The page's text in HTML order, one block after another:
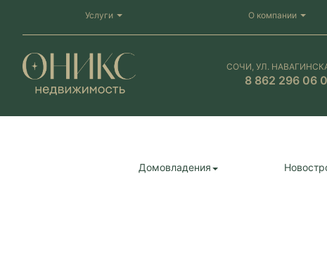
Услуги О компании
СОЧИ, УЛ.
8 862 296 06
Домовладения